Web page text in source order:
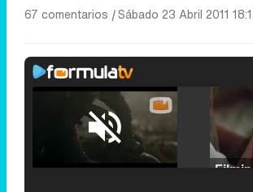
67 comentarios |Sábado 23 Abril 2011
Unmute /
Loaded:
25.30%